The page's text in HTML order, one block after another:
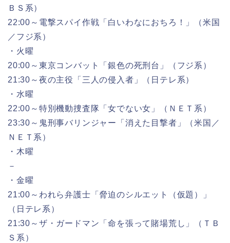
ＢＳ系）
22:00～電撃スパイ作戦「白いわなにおちろ！」（米国
／フジ系）
・火曜
20:00～東京コンバット「銀色の死刑台」（フジ系）
21:30～夜の主役「三人の侵入者」（日テレ系）
・水曜
22:00～特別機動捜査隊「女でない女」（ＮＥＴ系）
23:30～鬼刑事バリンジャー「消えた目撃者」（米国／
ＮＥＴ系）
・木曜
－
・金曜
21:00～われら弁護士「脅迫のシルエット（仮題）」
（日テレ系）
21:30～ザ・ガードマン「命を張って賭場荒し」（ＴＢ
Ｓ系）